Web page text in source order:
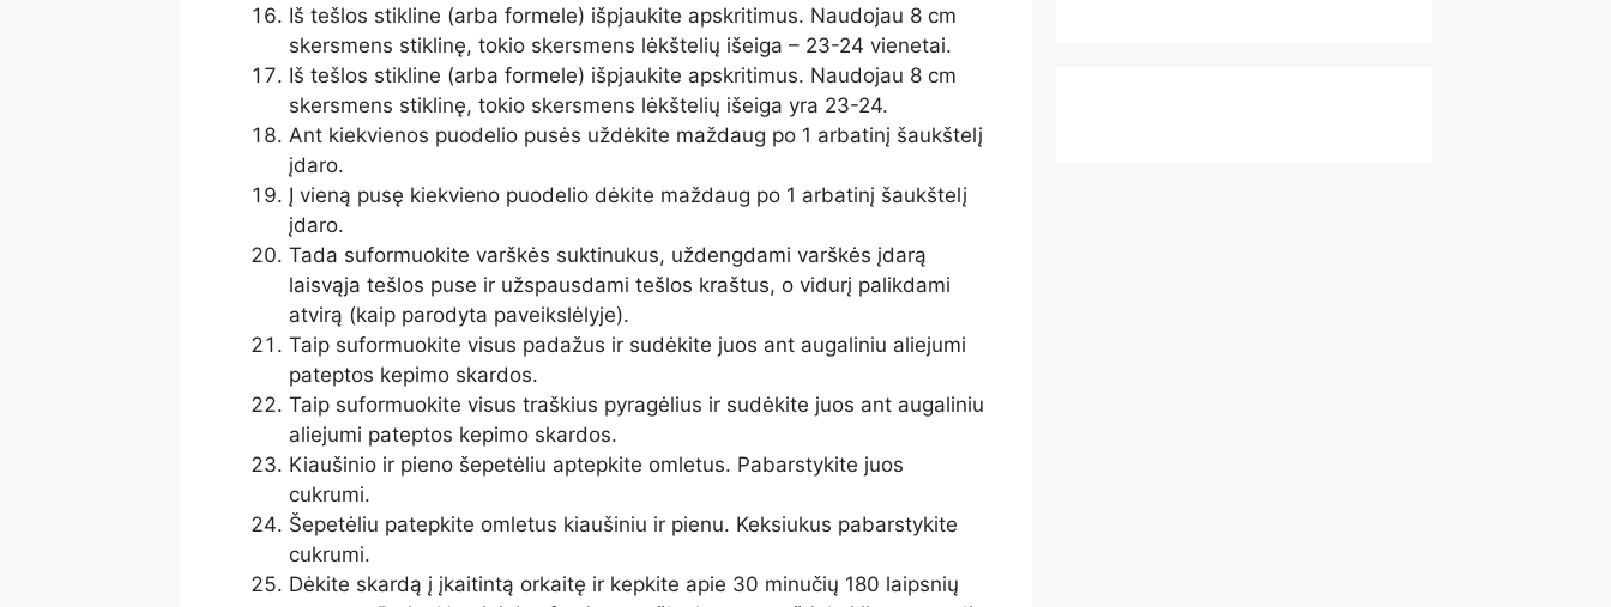
Iš tešlos stikline (arba formele) išpjaukite apskritimus. Naudojau 8 cm
skersmens stiklinę, tokio skersmens lėkštelių išeiga – 23-24 vienetai.
Iš tešlos stikline (arba formele) išpjaukite apskritimus. Naudojau 8 cm
skersmens stiklinę, tokio skersmens lėkštelių išeiga yra 23-24.
Ant kiekvienos puodelio pusės uždėkite maždaug po 1 arbatinį šaukštelį
įdaro.
Į vieną pusę kiekvieno puodelio dėkite maždaug po 1 arbatinį šaukštelį
įdaro.
Tada suformuokite varškės suktinukus, uždengdami varškės įdarą
laisvąja tešlos puse ir užspausdami tešlos kraštus, o vidurį palikdami
atvirą (kaip parodyta paveikslėlyje).
Taip suformuokite visus padažus ir sudėkite juos ant augaliniu aliejumi
pateptos kepimo skardos.
Taip suformuokite visus traškius pyragėlius ir sudėkite juos ant augaliniu
aliejumi pateptos kepimo skardos.
Kiaušinio ir pieno šepetėliu aptepkite omletus. Pabarstykite juos
cukrumi.
Šepetėliu patepkite omletus kiaušiniu ir pienu. Keksiukus pabarstykite
cukrumi.
Dėkite skardą į įkaitintą orkaitę ir kepkite apie 30 minučių 180 laipsnių